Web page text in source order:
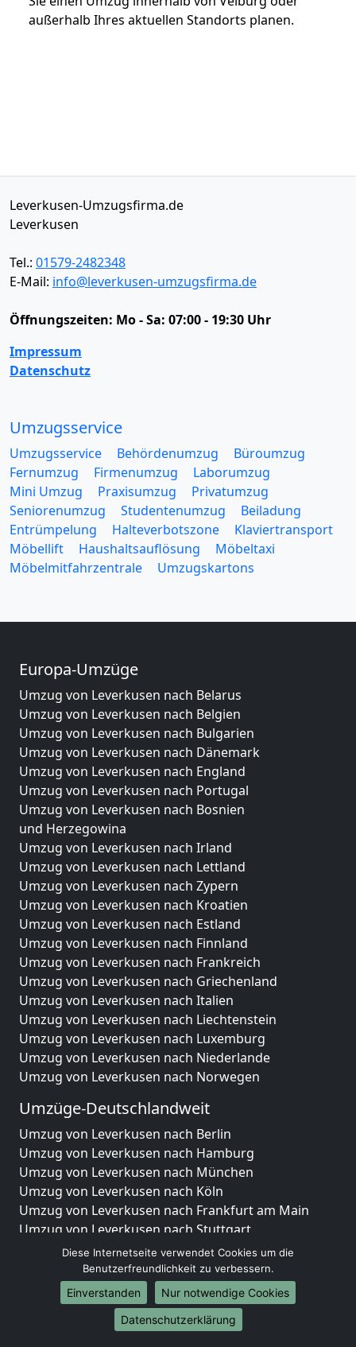
außerhalb Ihres aktuellen Standorts planen.
Leverkusen-Umzugsfirma.de
Leverkusen
Tel.: 01579-2482348
E-Mail: info@leverkusen-umzugsfirma.de
Öffnungszeiten: Mo - Sa: 07:00 - 19:30 Uhr
Impressum
Datenschutz
Umzugsservice
Umzugsservice Behördenumzug
Büroumzug
Fernumzug
Firmenumzug
Laborumzug
Mini Umzug
Praxisumzug
Privatumzug
Seniorenumzug
Studentenumzug
Beiladung
Entrümpelung
Halteverbotszone
Klaviertransport
Möbellift
Haushaltsauflösung
Möbeltaxi
Möbelmitfahrzentrale
Umzugskartons
Europa-Umzüge
Umzug von Leverkusen nach Belarus
Umzug von Leverkusen nach Belgien
Umzug von Leverkusen nach Bulgarien
Umzug von Leverkusen nach Dänemark
Umzug von Leverkusen nach England
Umzug von Leverkusen nach Portugal
Umzug von Leverkusen nach Bosnien
und Herzegowina
Umzug von Leverkusen nach Irland
Umzug von Leverkusen nach Lettland
Umzug von Leverkusen nach Zypern
Umzug von Leverkusen nach Kroatien
Umzug von Leverkusen nach Estland
Umzug von Leverkusen nach Finnland
Umzug von Leverkusen nach Frankreich
Umzug von Leverkusen nach Griechenland
Umzug von Leverkusen nach Italien
Umzug von Leverkusen nach Liechtenstein
Umzug von Leverkusen nach Luxemburg
Umzug von Leverkusen nach Niederlande
Umzug von Leverkusen nach Norwegen
Umzüge-Deutschlandweit
Umzug von Leverkusen nach Berlin
Umzug von Leverkusen nach Hamburg
Umzug von Leverkusen nach München
Umzug von Leverkusen nach Köln
Umzug von Leverkusen nach Frankfurt am Main
Umzug von Leverkusen nach Stuttgart
Umzug von Leverkusen nach Düsseldorf
Umzug von Leverkusen nach Leipzig
Umzug von Leverkusen nach Dortmund
Umzug von Leverkusen nach Essen
Umzug von Leverkusen nach Bremen
Diese Internetseite verwendet Cookies um die
Benutzerfreundlichkeit zu verbessern.
Einverstanden
Nur notwendige Cookies
Datenschutzerklärung